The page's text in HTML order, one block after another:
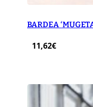
BARDEA
11,62€